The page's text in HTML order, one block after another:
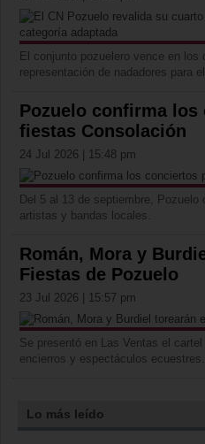
El conjunto pozuelero vence en
representación de nadadores para
Pozuelo confirma
fiestas Consolación
24 Jul 2026 | 15:48 pm
Del 5 al 13 de septiembre, Pozuelo
artistas y bandas locales.
Román, Mora y
Fiestas de Pozuelo
23 Jul 2026 | 15:57 pm
Se presentó en Las Ventas el
encierros y espectáculos ecuestres.
Lo más leído